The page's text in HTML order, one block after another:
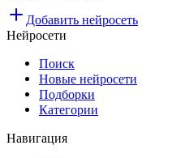
Добавить нейросеть
Нейросети
Поиск
Новые нейросети
Подборки
Категории
Навигация